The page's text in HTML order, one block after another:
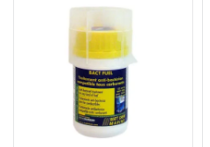
Poids : 1.1 KG